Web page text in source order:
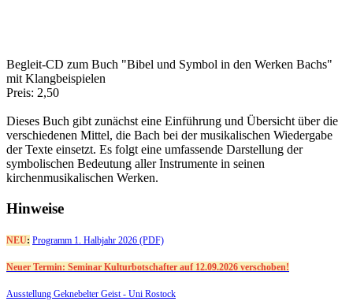
Begleit-CD zum Buch "Bibel und Symbol in den Werken Bachs"
mit Klangbeispielen
Preis: 2,50
Dieses Buch gibt zunächst eine Einführung und Übersicht über die
verschiedenen Mittel, die Bach bei der musikalischen Wiedergabe
der Texte einsetzt. Es folgt eine umfassende Darstellung der
symbolischen Bedeutung aller Instrumente in seinen
kirchenmusikalischen Werken.
Hinweise
NEU: Programm 1. Halbjahr 2026 (PDF)
Neuer Termin: Seminar Kulturbotschafter auf 12.09.2026 verschoben!
Ausstellung Geknebelter Geist - Uni Rostock